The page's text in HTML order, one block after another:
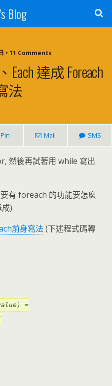
Blog
• 11 Comments
each 達成 Foreach
法
Pin Mail SMS
然後再試著用 while 寫出
有 foreach 的功能要怎麼
).
前身寫法 (下述程式碼轉
=